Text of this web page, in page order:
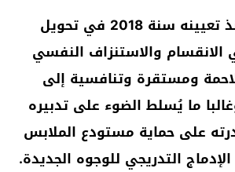
نجح سكالوني منذ تعيينه سنة 2018 في تحويل
الانقسام والاستنزاف النفسي
ومستقرة وتنافسية إلى
ما يُسلط الضوء على تدبيره
على حماية مستودع الملابس
التدريجي للوجوه الجديدة.